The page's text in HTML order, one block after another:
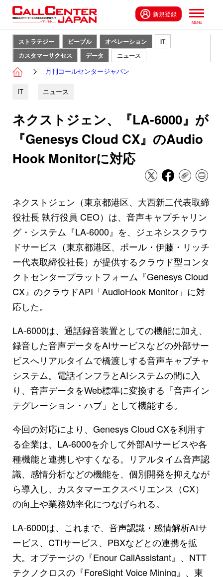
新規登録
ストラテジー ピープル オペレーション
IT
カスタマーサクセス
データ ニュース
月刊コールセンタージャパン
IT ニュース
ネクストジェン、『LA-6000』が
『Genesys Cloud CX』のAudio
Hook Monitorに対応
ネクストジェン（東京都港区、大西新二代表取締
役社長 執行役員 CEO）は、音声キャプチャリン
グ・システム『LA-6000』を、ジェネシスクラウ
ドサービス（東京都港区、ポール・伊藤・リッチ
ー代表取締役社長）が提供するクラウド型コンタ
クトセンタープラットフォーム『Genesys Cloud
CX』のクラウドAPI「AudioHook Monitor」に対
応した。
LA-6000は、通話録音装置としての機能に加え、
録音した音声データをAIサービスなどの外部サー
ビスへリアルタイムで橋渡しする音声キャプチャ
システム。電話インフラとAIシステムの間に入
り、音声データをWeb標準に変換する「音声イン
テグレーション・ハブ」として機能する。
今回の対応により、Genesys Cloud CXを利用す
る企業は、LA-6000を介して外部AIサービスや各
種機能と連携しやすくなる。リアルタイム音声認
識、感情分析などの機能を、個別開発を抑えなが
ら導入し、カスタマーエクスペリエンス（CX）
の向上や業務効率化につなげられる。
LA-6000は、これまで、音声認識・感情解析AIサ
ービス、CTIサービス、PBXなどとの連携を拡
大。オプテージの『Enour CallAssistant』、NTT
テクノクロスの『ForeSight Voice Mining』、東